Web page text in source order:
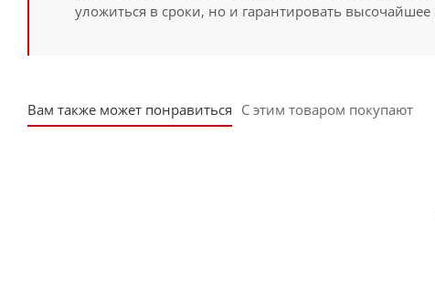
уложиться в сроки, но и гарантировать
Вам также может понравиться С этим товаром покупают